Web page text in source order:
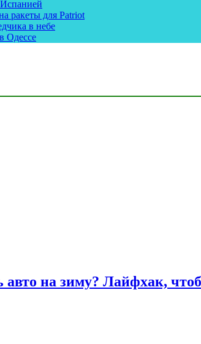
ракеты для Patriot
в небе
Одессе
авто на зиму? Лайфхак,